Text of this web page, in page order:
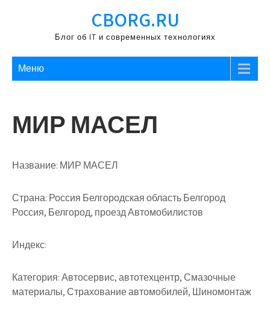
содержимому
CBORG.RU
Блог об IT и современных технологиях
Меню
МИР МАСЕЛ
Название: МИР МАСЕЛ
Страна: Россия Белгородская область Белгород
Россия, Белгород, проезд Автомобилистов
Индекс:
Категория:Автосервис, автотехцентр, Смазочные
материалы, Страхование автомобилей, Шиномонтаж